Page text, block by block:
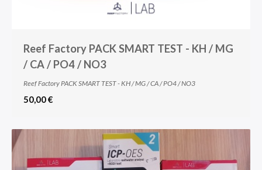
Reef Factory PACK SMART TEST - KH / MG
/ CA / PO4 / NO3
Reef Factory PACK SMART TEST - KH / MG / CA / PO4 / NO3
50,00 €